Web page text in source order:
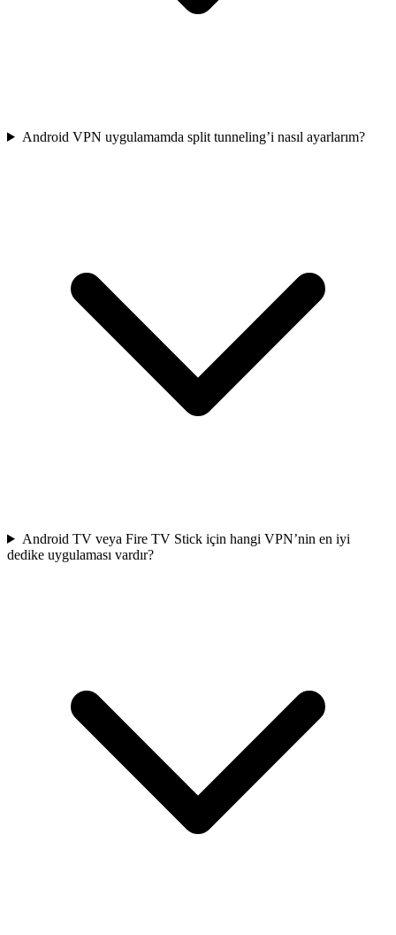
Android VPN uygulamamda split tunneling’i nasıl ayarlarım?
Android TV veya Fire TV Stick için hangi VPN’nin en iyi
dedike uygulaması vardır?